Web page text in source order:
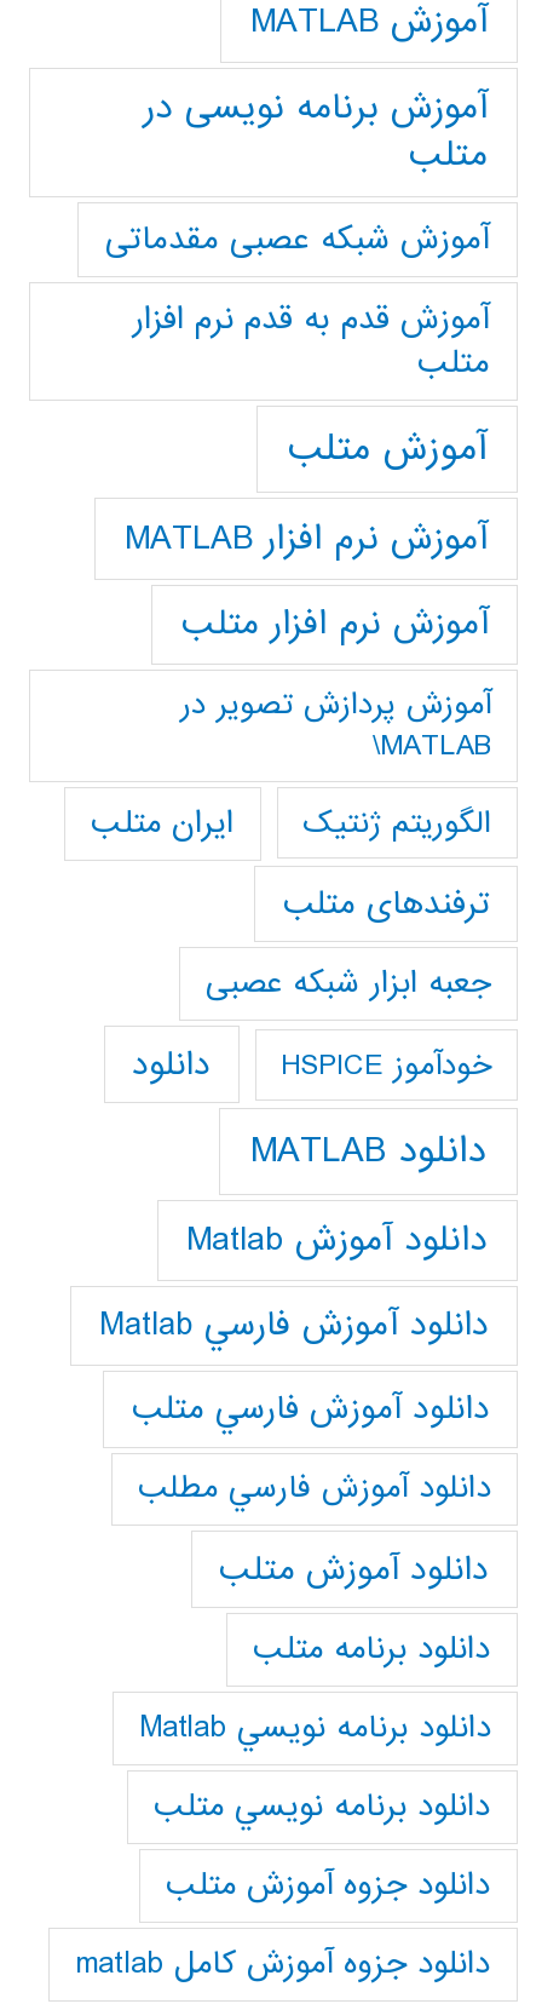
آموزش MATLAB
آموزش برنامه نویسی در
متلب
آموزش شبکه عصبی مقدماتی
آموزش قدم به قدم نرم افزار
متلب
آموزش متلب
آموزش نرم افزار MATLAB
آموزش نرم افزار متلب
آموزش پردازش تصوير در
MATLAB\
الگوریتم ژنتیک
ایران متلب
ترفندهای متلب
جعبه ابزار شبکه عصبی
خودآموز HSPICE دانلود
دانلود MATLAB
دانلود آموزش Matlab
دانلود آموزش فارسي Matlab
دانلود آموزش فارسي متلب
دانلود آموزش فارسي مطلب
دانلود آموزش متلب
دانلود برنامه متلب
دانلود برنامه نويسي Matlab
دانلود برنامه نويسي متلب
دانلود جزوه آموزش متلب
دانلود جزوه آموزش کامل matlab